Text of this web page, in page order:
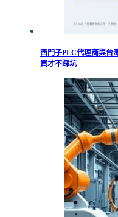
西門子PLC代理商與台
買才不踩坑